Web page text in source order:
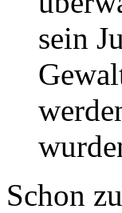
sein
Schon